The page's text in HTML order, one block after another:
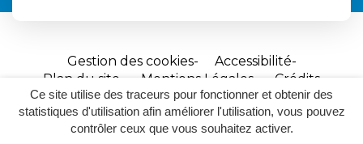
Ce site utilise des traceurs pour fonctionner et obtenir des
statistiques d'utilisation afin améliorer l'utilisation, vous pouvez
contrôler ceux que vous souhaitez activer.
Gestion des cookies
Accessibilité
Plan du site
Mentions Légales
Crédits
Site
réalisé